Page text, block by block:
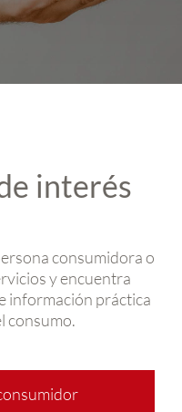
interés
consumidora o
y encuentra
información práctica
consumo.